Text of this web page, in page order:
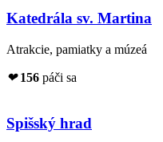
Katedrála sv. Martina
Atrakcie, pamiatky a múzeá
❤ 156 páči sa
Spišský hrad